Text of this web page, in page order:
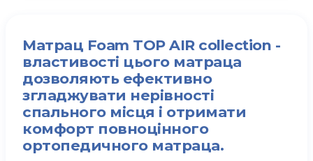
Матрац Foam TOP AIR collection -
властивості цього матраца
дозволяють ефективно
згладжувати нерівності
спального місця і отримати
комфорт повноцінного
ортопедичного матраца.